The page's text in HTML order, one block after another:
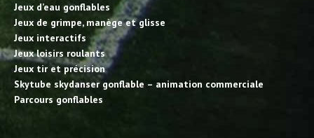
Jeux d’eau gonflables
Jeux de grimpe, manège et glisse
Jeux interactifs
Jeux loisirs roulants
Jeux tir et précision
Skytube skydanser gonflable – animation commerciale
Parcours gonflables